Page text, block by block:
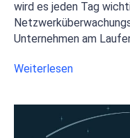
wird es jeden Tag
Unternehmen am
Weiterlesen